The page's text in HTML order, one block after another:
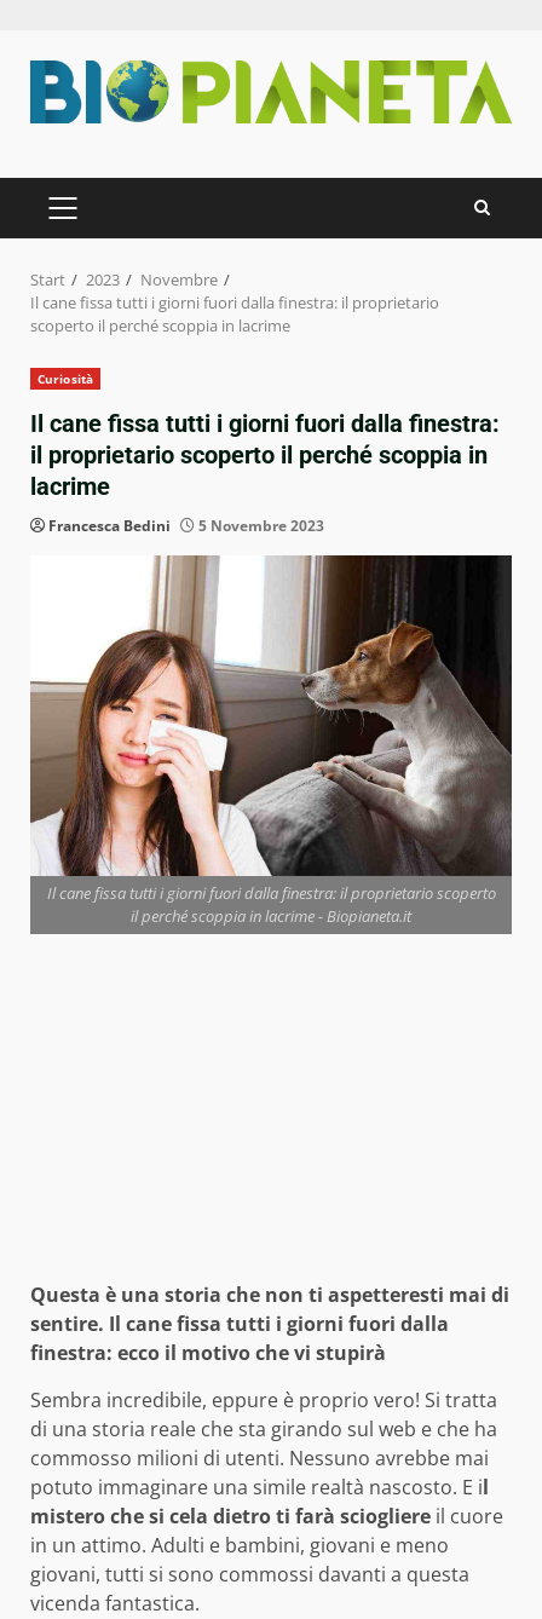
Inhalt
springen
PRIMÄRES
MENÜ
Start 2023
Novembre
Il cane fissa tutti i giorni fuori dalla finestra: il proprietario
scoperto il perché scoppia in lacrime
Curiosità
Il cane fissa tutti i giorni fuori dalla finestra:
il proprietario scoperto il perché scoppia in
lacrime
Francesca Bedini 5 Novembre 2023
Il cane fissa tutti i giorni fuori dalla finestra: il proprietario scoperto
il perché scoppia in lacrime - Biopianeta.it
Questa è una storia che non ti aspetteresti mai di
sentire. Il cane fissa tutti i giorni fuori dalla
finestra: ecco il motivo che vi stupirà
Sembra incredibile, eppure è proprio vero! Si tratta
di una storia reale che sta girando sul web e che ha
commosso milioni di utenti. Nessuno avrebbe mai
potuto immaginare una simile realtà nascosto. E il
mistero che si cela dietro ti farà sciogliere il cuore
in un attimo. Adulti e bambini, giovani e meno
giovani, tutti si sono commossi davanti a questa
vicenda fantastica.